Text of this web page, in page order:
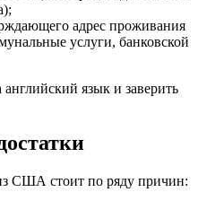
адрес проживания
услуги, банковской
язык и заверить
США стоит по ряду причин: